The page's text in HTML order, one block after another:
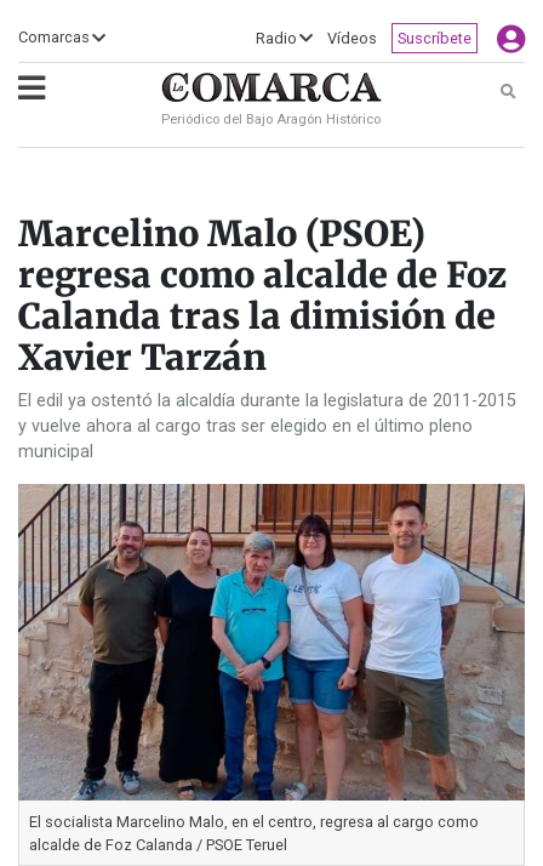
Comarcas Radio Vídeos Suscríbete
Periódico del Bajo Aragón Histórico
Marcelino Malo (PSOE)
regresa como alcalde de Foz
Calanda tras la dimisión de
Xavier Tarzán
El edil ya ostentó la alcaldía durante la legislatura de 2011-2015
y vuelve ahora al cargo tras ser elegido en el último pleno
municipal
El socialista Marcelino Malo, en el centro, regresa al cargo como
alcalde de Foz Calanda / PSOE Teruel